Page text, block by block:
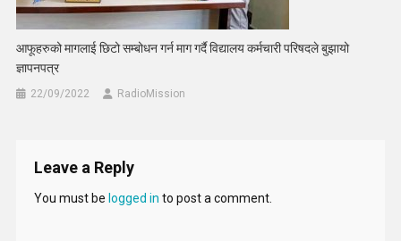
आफूहरुको मागलाई छिटो सम्बोधन गर्न माग गर्दै विद्यालय कर्मचारी परिषदले बुझायो
ज्ञापनपत्र
22/09/2022 RadioMission
Leave a Reply
You must be logged in to post a comment.